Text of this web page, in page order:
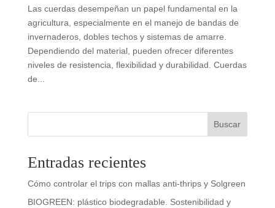
Las cuerdas desempeñan un papel fundamental en la
agricultura, especialmente en el manejo de bandas de
invernaderos, dobles techos y sistemas de amarre.
Dependiendo del material, pueden ofrecer diferentes
niveles de resistencia, flexibilidad y durabilidad. Cuerdas
de...
Buscar
Entradas recientes
Cómo controlar el trips con mallas anti-thrips y Solgreen
BIOGREEN: plástico biodegradable. Sostenibilidad y